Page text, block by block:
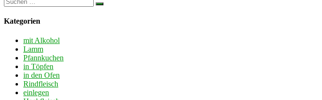
Kategorien
mit Alkohol
Lamm
Pfannkuchen
in Töpfen
in den Ofen
Rindfleisch
einlegen